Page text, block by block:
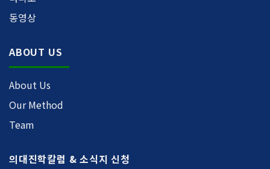
동영상
ABOUT US
About Us
Our Method
Team
의대진학칼럼 & 소식지 신청